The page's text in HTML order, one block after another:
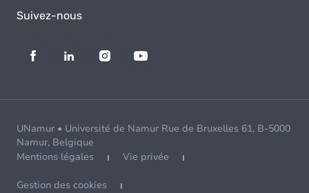
Suivez-nous
UNamur • Université de Namur Rue de Bruxelles 61, B-5000
Namur, Belgique
Mentions légales
Vie privée
Gestion des cookies